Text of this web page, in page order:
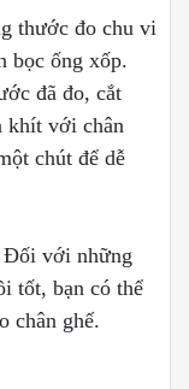
thước đo chu vi
bọc ống xốp.
đã đo, cắt
khít với chân
chút để dễ
Đối với những
tốt, bạn có thể
chân ghế.